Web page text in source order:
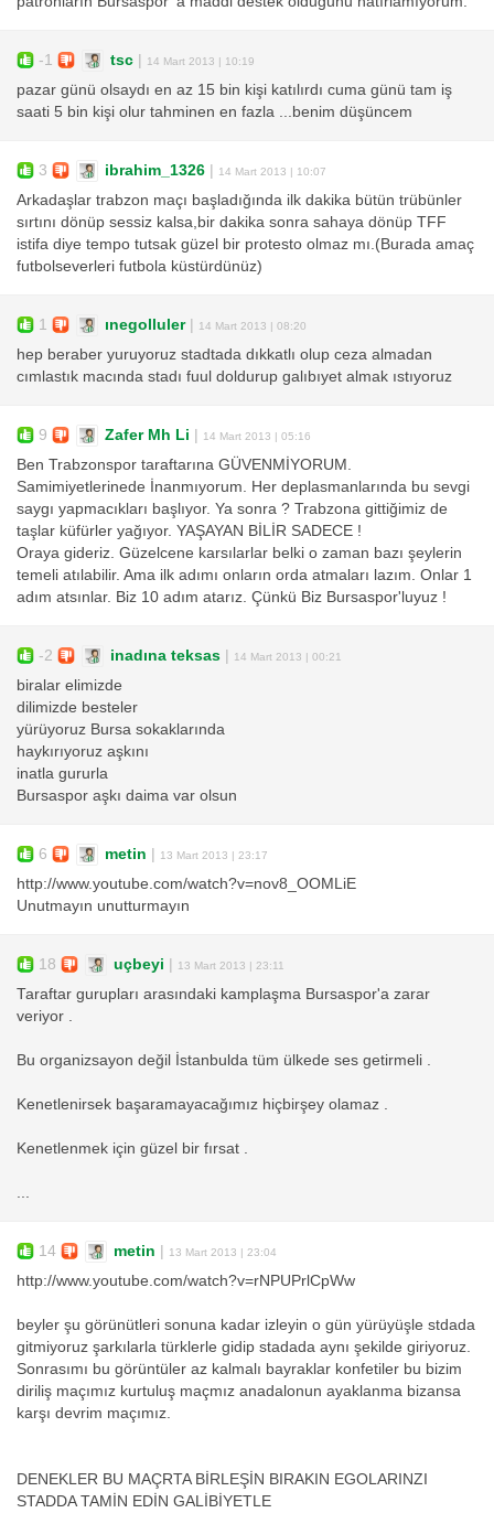
-1 tsc 14 Mart 2013 | 10:19
pazar günü olsaydı en az 15 bin kişi katılırdı cuma günü tam iş
saati 5 bin kişi olur tahminen en fazla ...benim düşüncem
3 ibrahim_1326 14 Mart 2013 | 10:07
Arkadaşlar trabzon maçı başladığında ilk dakika bütün trübünler
sırtını dönüp sessiz kalsa,bir dakika sonra sahaya dönüp TFF
istifa diye tempo tutsak güzel bir protesto olmaz mı.(Burada amaç
futbolseverleri futbola küstürdünüz)
1 ınegolluler| 14 Mart 2013 | 08:20
hep beraber yuruyoruz stadtada dıkkatlı olup ceza almadan
cımlastık macında stadı fuul doldurup galıbıyet almak ıstıyoruz
9 Zafer Mh Li 14 Mart 2013 | 05:16
Ben Trabzonspor taraftarına GÜVENMİYORUM.
Samimiyetlerinede İnanmıyorum. Her deplasmanlarında bu sevgi
saygı yapmacıkları başlıyor. Ya sonra ? Trabzona gittiğimiz de
taşlar küfürler yağıyor. YAŞAYAN BİLİR SADECE !
Oraya gideriz. Güzelcene karsılarlar belki o zaman bazı şeylerin
temeli atılabilir. Ama ilk adımı onların orda atmaları lazım. Onlar 1
adım atsınlar. Biz 10 adım atarız. Çünkü Biz Bursaspor'luyuz !
-2 inadına teksas 14 Mart 2013 | 00:21
biralar elimizde
dilimizde besteler
yürüyoruz Bursa sokaklarında
haykırıyoruz aşkını
inatla gururla
Bursaspor aşkı daima var olsun
6 metin 13 Mart 2013 | 23:17
http://www.youtube.com/watch?v=nov8_OOMLiE
Unutmayın unutturmayın
18 uçbeyi 13 Mart 2013 | 23:11
Taraftar gurupları arasındaki kamplaşma Bursaspor'a zarar
veriyor .
Bu organizsayon değil İstanbulda tüm ülkede ses getirmeli .
Kenetlenirsek başaramayacağımız hiçbirşey olamaz .
Kenetlenmek için güzel bir fırsat .
...
14 metin 13 Mart 2013 | 23:04
http://www.youtube.com/watch?v=rNPUPrlCpWw
beyler şu görünütleri sonuna kadar izleyin o gün yürüyüşle stdada
gitmiyoruz şarkılarla türklerle gidip stadada aynı şekilde giriyoruz.
Sonrasımı bu görüntüler az kalmalı bayraklar konfetiler bu bizim
diriliş maçımız kurtuluş maçmız anadalonun ayaklanma bizansa
karşı devrim maçımız.
DENEKLER BU MAÇRTA BİRLEŞİN BIRAKIN EGOLARINZI
STADDA TAMİN EDİN GALİBİYETLE